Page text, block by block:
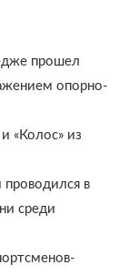
прошел
опорно-
«Колос» из
в
среди